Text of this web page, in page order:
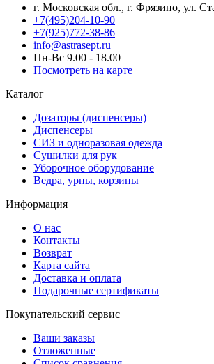
г. Московская обл., г. Фрязино, ул.
+7(495)204-10-90
+7(925)772-38-86
info@astrasept.ru
Пн-Вс 9.00 - 18.00
Посмотреть на карте
Каталог
Дозаторы (диспенсеры)
Диспенсеры
СИЗ и одноразовая одежда
Сушилки для рук
Уборочное оборудование
Ведра, урны, корзины
Информация
О нас
Контакты
Возврат
Карта сайта
Доставка и оплата
Подарочные сертификаты
Покупательский сервис
Ваши заказы
Отложенные